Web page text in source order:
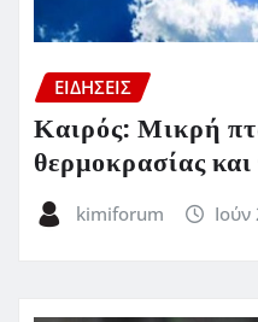
ΕΙΔΗΣΕΙΣ
Καιρός: Μικρή
θερμοκρασίας και
kimiforum